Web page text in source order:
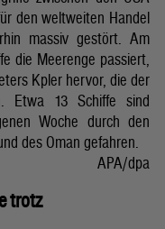
den weltweiten Handel
massiv gestört. Am
die Meerenge passiert,
Kpler hervor, die der
Etwa 13 Schiffe sind
Woche durch den
des Oman gefahren.
APA/dpa
trotz